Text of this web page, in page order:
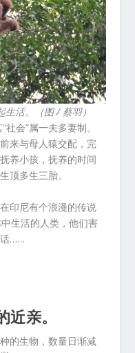
活。（图 / 蔡羽）
会”属一夫多妻制。
来与母人猿交配，完
养小孩，抚养的时间
顶多生三胎。
印尼有个浪漫的传说
生活的人类，他们害
话……
亲。
的生物，数量日渐减